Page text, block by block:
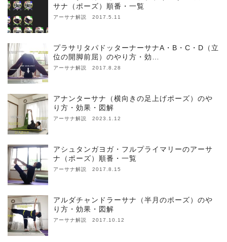
サナ（ポーズ）順番・一覧
アーサナ解説 2017.5.11
プラサリタパドッターナーサナA・B・C・D（立
位の開脚前屈）のやり方・効…
アーサナ解説 2017.8.28
アナンターサナ（横向きの足上げポーズ）のや
り方・効果・図解
アーサナ解説 2023.1.12
アシュタンガヨガ・フルプライマリーのアーサ
ナ（ポーズ）順番・一覧
アーサナ解説 2017.8.15
アルダチャンドラーサナ（半月のポーズ）のや
り方・効果・図解
アーサナ解説 2017.10.12